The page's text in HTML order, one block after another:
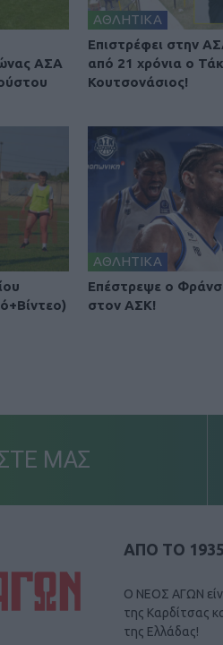
ΑΣΑ
ΑΘΛΗΤΙΚΑ
Επιστρέφει στην
από 21 χρόνια ο
Κουτσονάσιος!
ΑΘΛΗΤΙΚΑ
Επέστρεψε ο
στον ΑΣΚ!
ΜΑΣ
ΑΠΟ ΤΟ 1935
Ο ΝΕΟΣ ΑΓΩΝ
της Καρδίτσας
της Ελλάδας!